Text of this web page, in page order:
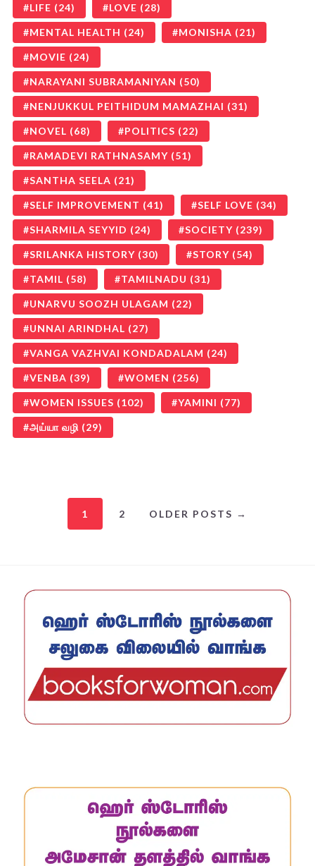
LIFE (24) LOVE (28)
MENTAL HEALTH (24) MONISHA (21)
MOVIE (24)
NARAYANI SUBRAMANIYAN (50)
NENJUKKUL PEITHIDUM MAMAZHAI (31)
NOVEL (68) POLITICS (22)
RAMADEVI RATHNASAMY (51)
SANTHA SEELA (21)
SELF IMPROVEMENT (41) SELF LOVE (34)
SHARMILA SEYYID (24) SOCIETY (239)
SRILANKA HISTORY (30) STORY (54)
TAMIL (58) TAMILNADU (31)
UNARVU SOOZH ULAGAM (22)
UNNAI ARINDHAL (27)
VANGA VAZHVAI KONDADALAM (24)
VENBA (39) WOMEN (256)
WOMEN ISSUES (102) YAMINI (77)
அய்யா வழி (29)
1 2 OLDER POSTS →